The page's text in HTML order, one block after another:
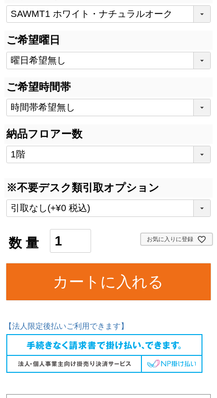
ご希望曜日
ご希望時間帯
納品フロアー数
※不要デスク類引取オプション
お気に入りに登録
カートに入れる
【法人限定後払いご利用できます】